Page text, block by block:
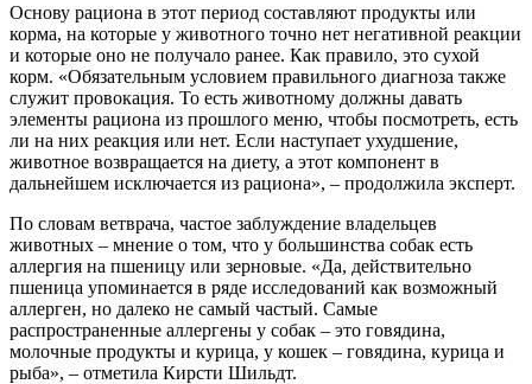
Основу рациона в этот период составляют продукты или
корма, на которые у животного точно нет негативной реакции
и которые оно не получало ранее. Как правило, это сухой
корм. «Обязательным условием правильного диагноза также
служит провокация. То есть животному должны давать
элементы рациона из прошлого меню, чтобы посмотреть, есть
ли на них реакция или нет. Если наступает ухудшение,
животное возвращается на диету, а этот компонент в
дальнейшем исключается из рациона», – продолжила эксперт.
По словам ветврача, частое заблуждение владельцев
животных – мнение о том, что у большинства собак есть
аллергия на пшеницу или зерновые. «Да, действительно
пшеница упоминается в ряде исследований как возможный
аллерген, но далеко не самый частый. Самые
распространенные аллергены у собак – это говядина,
молочные продукты и курица, у кошек – говядина, курица и
рыба», – отметила Кирсти Шильдт.